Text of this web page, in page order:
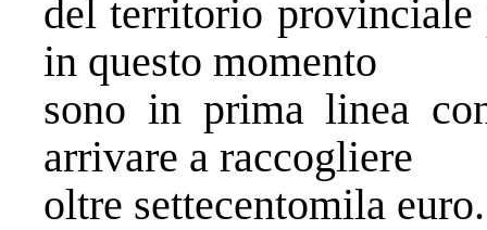
del territorio provinciale
in questo momento
sono in prima linea
arrivare a raccogliere
oltre settecentomila euro.